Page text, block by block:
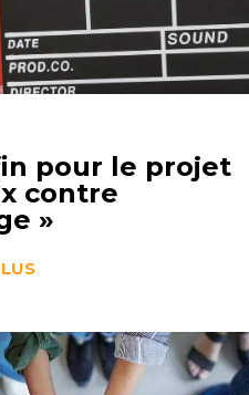
pour le projet
contre
»